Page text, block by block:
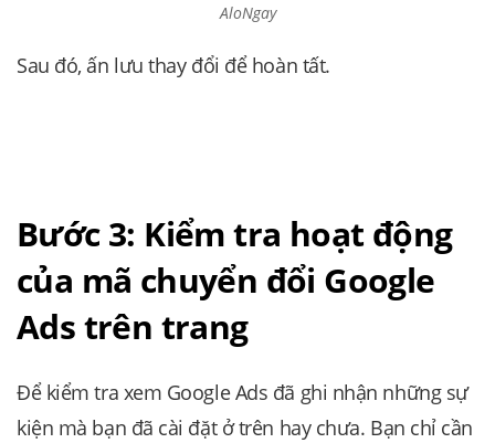
AloNgay
Sau đó, ấn lưu thay đổi để hoàn tất.
Bước 3: Kiểm tra hoạt động
của mã chuyển đổi Google
Ads trên trang
Để kiểm tra xem Google Ads đã ghi nhận những sự
kiện mà bạn đã cài đặt ở trên hay chưa. Bạn chỉ cần